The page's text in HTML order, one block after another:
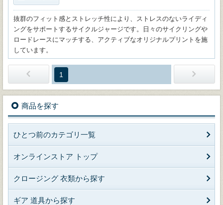
抜群のフィット感とストレッチ性により、ストレスのないライディ
ングをサポートするサイクルジャージです。日々のサイクリングや
ロードレースにマッチする、アクティブなオリジナルプリントを施
しています。
1
商品を探す
ひとつ前のカテゴリ一覧
オンラインストア トップ
クロージング 衣類から探す
ギア 道具から探す